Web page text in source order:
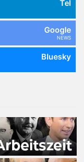
Tel
Google
NEWS
Bluesky